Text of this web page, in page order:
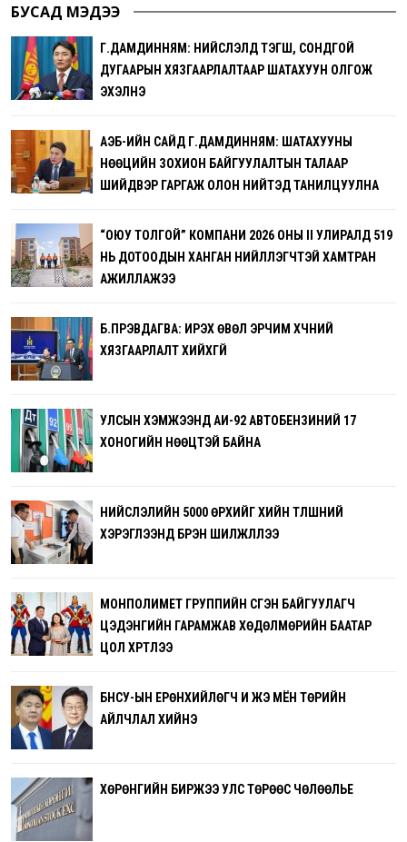
БУСАД МЭДЭЭ
Г.ДАМДИННЯМ: НИЙСЛЭЛД ТЭГШ, СОНДГОЙ
ДУГААРЫН ХЯЗГААРЛАЛТААР ШАТАХУУН ОЛГОЖ
ЭХЭЛНЭ
АҮЭБ-ИЙН САЙД Г.ДАМДИННЯМ: ШАТАХУУНЫ
НӨӨЦИЙН ЗОХИОН БАЙГУУЛАЛТЫН ТАЛААР
ШИЙДВЭР ГАРГАЖ ОЛОН НИЙТЭД ТАНИЛЦУУЛНА
“ОЮУ ТОЛГОЙ” КОМПАНИ 2026 ОНЫ II УЛИРАЛД 519
НЬ ДОТООДЫН ХАНГАН НИЙЛҮҮЛЭГЧТЭЙ ХАМТРАН
АЖИЛЛАЖЭЭ
Б.ПҮРЭВДАГВА: ИРЭХ ӨВӨЛ ЭРЧИМ ХҮЧНИЙ
ХЯЗГААРЛАЛТ ХИЙХГҮЙ
УЛСЫН ХЭМЖЭЭНД АИ-92 АВТОБЕНЗИНИЙ 17
ХОНОГИЙН НӨӨЦТЭЙ БАЙНА
НИЙСЛЭЛИЙН 5000 ӨРХИЙГ ХИЙН ТҮЛШНИЙ
ХЭРЭГЛЭЭНД БҮРЭН ШИЛЖҮҮЛЛЭЭ
МОНПОЛИМЕТ ГРУППИЙН ҮҮСГЭН БАЙГУУЛАГЧ
ЦЭДЭНГИЙН ГАРАМЖАВ ХӨДӨЛМӨРИЙН БААТАР
ЦОЛ ХҮРТЛЭЭ
БНСУ-ЫН ЕРӨНХИЙЛӨГЧ И ЖЭ МЁН ТӨРИЙН
АЙЛЧЛАЛ ХИЙНЭ
ХӨРӨНГИЙН БИРЖЭЭ УЛС ТӨРӨӨС ЧӨЛӨӨЛЬЕ